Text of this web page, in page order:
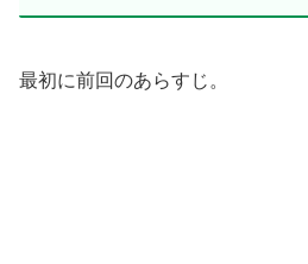
最初に前回のあらすじ。